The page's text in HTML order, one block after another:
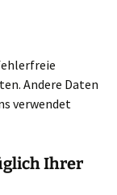
Andere Daten
verwendet
Ihrer